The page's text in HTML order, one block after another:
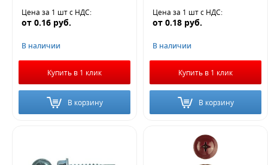
Цена за 1 штс НДС:
от 0.16 руб.
В наличии
Купить в 1 клик
В корзину
Цена за 1 штс НДС:
от 0.18 руб.
В наличии
Купить в 1 клик
В корзину